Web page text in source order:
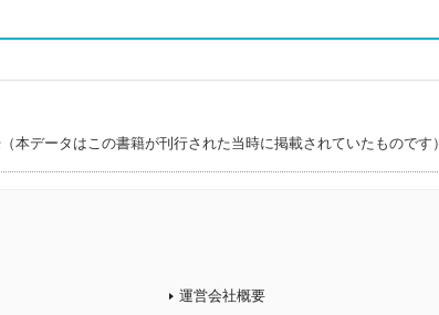
本データはこの書籍が刊行された当時に掲載されていたものです）
運営会社概要